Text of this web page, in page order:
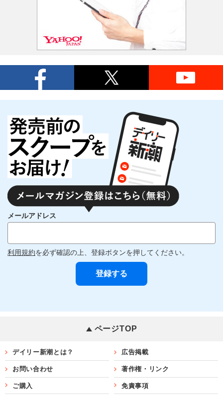
メールアドレス
利用規約を必ず確認の上、登録ボタンを押してください。
ページTOP
デイリー新潮とは？ 広告掲載
お問い合わせ 著作権・リンク
ご購入 免責事項